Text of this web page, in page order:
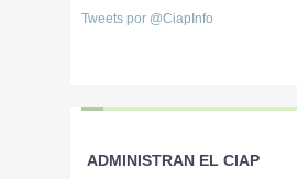
Tweets por @CiapInfo
ADMINISTRAN EL CIAP